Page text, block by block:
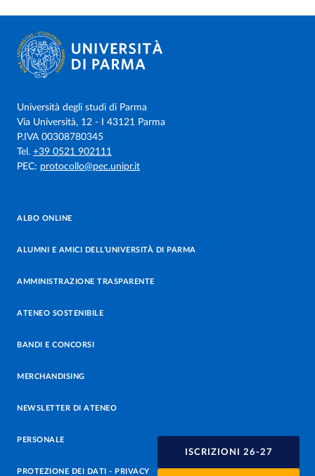
ISCRIZIONI 26-27
Università degli studi di Parma
Via Università, 12 - I 43121 Parma
P.IVA 00308780345
Tel. +39 0521 902111
PEC: protocollo@pec.unipr.it
ALBO ONLINE
ALUMNI E AMICI DELL’UNIVERSITÀ DI PARMA
AMMINISTRAZIONE TRASPARENTE
ATENEO SOSTENIBILE
BANDI E CONCORSI
MERCHANDISING
NEWSLETTER DI ATENEO
PERSONALE
PROTEZIONE DEI DATI - PRIVACY